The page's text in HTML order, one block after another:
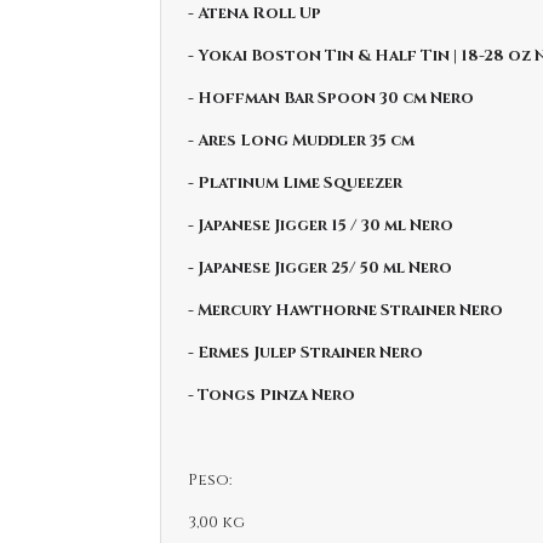
- Atena Roll Up
- Yokai Boston Tin & Half Tin | 18-28 oz
- Hoffman Bar Spoon 30 cm Nero
- Ares Long Muddler 35 cm
- Platinum Lime Squeezer
- Japanese Jigger 15 / 30 ml Nero
- Japanese Jigger 25/ 50 ml Nero
- Mercury Hawthorne Strainer Nero
- Ermes Julep Strainer Nero
- Tongs Pinza Nero
Peso:
3,00 kg